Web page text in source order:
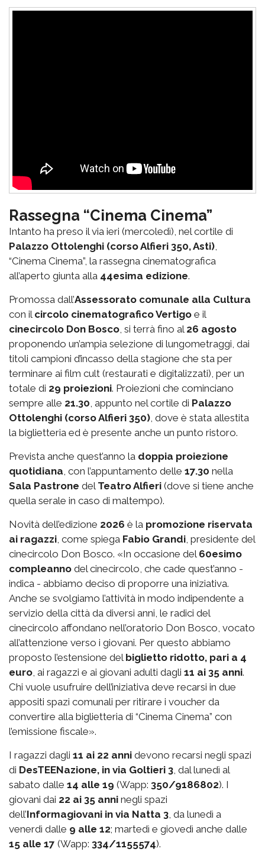
Rassegna “Cinema Cinema”
Intanto ha preso il via ieri (mercoledì), nel cortile di
Palazzo Ottolenghi (corso Alfieri 350, Asti),
“Cinema Cinema”, la rassegna cinematografica
all’aperto giunta alla 44esima edizione.
Promossa dall’Assessorato comunale alla Cultura
con il circolo cinematografico Vertigo e il
cinecircolo Don Bosco, si terrà fino al 26 agosto
proponendo un’ampia selezione di lungometraggi, dai
titoli campioni d’incasso della stagione che sta per
terminare ai film cult (restaurati e digitalizzati), per un
totale di 29 proiezioni. Proiezioni che cominciano
sempre alle 21.30, appunto nel cortile di Palazzo
Ottolenghi (corso Alfieri 350), dove è stata allestita
la biglietteria ed è presente anche un punto ristoro.
Prevista anche quest’anno la doppia proiezione
quotidiana, con l’appuntamento delle 17.30 nella
Sala Pastrone del Teatro Alfieri (dove si tiene anche
quella serale in caso di maltempo).
Novità dell’edizione 2026 è la promozione riservata
ai ragazzi, come spiega Fabio Grandi, presidente del
cinecircolo Don Bosco. «In occasione del 60esimo
compleanno del cinecircolo, che cade quest’anno -
indica - abbiamo deciso di proporre una iniziativa.
Anche se svolgiamo l’attività in modo indipendente a
servizio della città da diversi anni, le radici del
cinecircolo affondano nell’oratorio Don Bosco, vocato
all’attenzione verso i giovani. Per questo abbiamo
proposto l’estensione del biglietto ridotto, pari a 4
euro, ai ragazzi e ai giovani adulti dagli 11 ai 35 anni.
Chi vuole usufruire dell’iniziativa deve recarsi in due
appositi spazi comunali per ritirare i voucher da
convertire alla biglietteria di “Cinema Cinema” con
l’emissione fiscale».
I ragazzi dagli 11 ai 22 anni devono recarsi negli spazi
di DesTEENazione, in via Goltieri 3, dal lunedì al
sabato dalle 14 alle 19 (Wapp: 350/9186802). I
giovani dai 22 ai 35 anni negli spazi
dell’Informagiovani in via Natta 3, da lunedì a
venerdì dalle 9 alle 12; martedì e giovedì anche dalle
15 alle 17 (Wapp: 334/1155574).